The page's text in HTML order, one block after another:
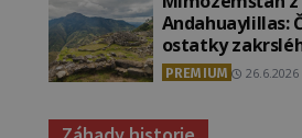
Andahuaylillas:
ostatky
stvoření s
lebkou?
PREMIUM 26.6.2026